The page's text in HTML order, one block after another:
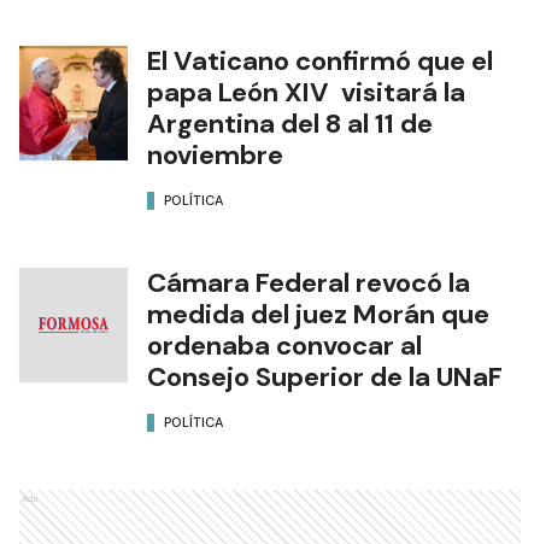
El Vaticano confirmó que el
papa León XIV visitará la
Argentina del 8 al 11 de
noviembre
POLÍTICA
Cámara Federal revocó la
medida del juez Morán que
ordenaba convocar al
Consejo Superior de la UNaF
POLÍTICA
Ads